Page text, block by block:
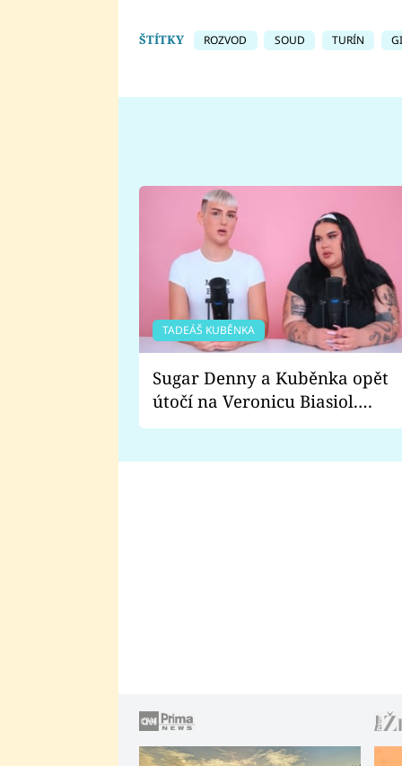
ŠTÍTKY ROZVOD SOUD TURÍN
TADEÁŠ KUBĚNKA
Sugar Denny a Kuběnka opět
útočí na Veronicu Biasiol.
Proč je podle nich falešná a